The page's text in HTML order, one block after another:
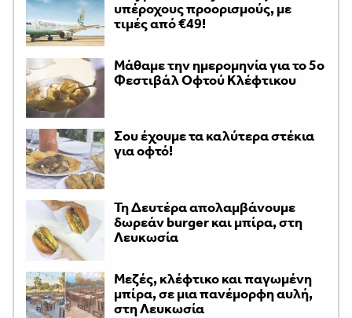
υπέροχους προορισμούς, με
τιμές από €49!
Μάθαμε την ημερομηνία για το 5ο
Φεστιβάλ Οφτού Κλέφτικου
Σου έχουμε τα καλύτερα στέκια
για οφτό!
Τη Δευτέρα απολαμβάνουμε
δωρεάν burger και μπίρα, στη
Λευκωσία
Μεζές, κλέφτικο και παγωμένη
μπίρα, σε μια πανέμορφη αυλή,
στη Λευκωσία